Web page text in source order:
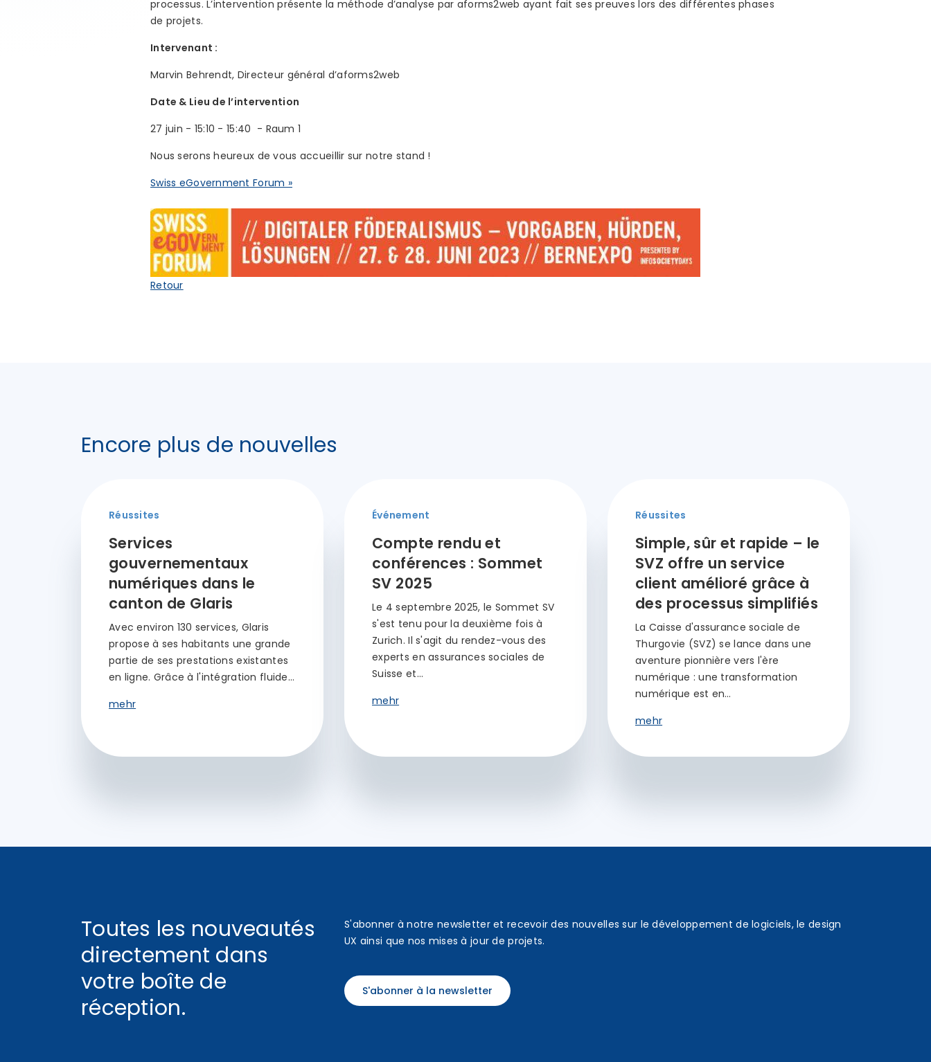
processus. L’intervention présente la méthode d’analyse par aforms2web ayant fait ses preuves lors des différentes phases
de projets.
Intervenant :
Marvin Behrendt, Directeur général d’aforms2web
Date & Lieu de l’intervention
27 juin - 15:10 - 15:40 - Raum 1
Nous serons heureux de vous accueillir sur notre stand !
Swiss eGovernment Forum »
Retour
Encore plus de nouvelles
Réussites
Services
gouvernementaux
numériques dans le
canton de Glaris
Avec environ 130 services, Glaris
propose à ses habitants une grande
partie de ses prestations existantes
en ligne. Grâce à l'intégration fluide…
mehr
Événement
Compte rendu et
conférences : Sommet
SV 2025
Le 4 septembre 2025, le Sommet SV
s'est tenu pour la deuxième fois à
Zurich. Il s'agit du rendez-vous des
experts en assurances sociales de
Suisse et…
mehr
Réussites
Simple, sûr et rapide – le
SVZ offre un service
client amélioré grâce à
des processus simplifiés
La Caisse d'assurance sociale de
Thurgovie (SVZ) se lance dans une
aventure pionnière vers l'ère
numérique : une transformation
numérique est en…
mehr
Toutes les nouveautés
directement dans
votre boîte de
réception.
S'abonner à notre newsletter et recevoir des nouvelles sur le développement de logiciels, le design
UX ainsi que nos mises à jour de projets.
S'abonner à la newsletter